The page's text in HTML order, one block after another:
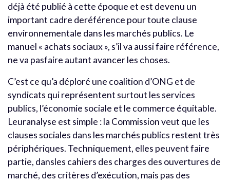
déjà été publié à cette époque et est devenu un
important cadre deréférence pour toute clause
environnementale dans les marchés publics. Le
manuel « achats sociaux », s’il va aussi faire référence,
ne va pasfaire autant avancer les choses.
C’est ce qu’a déploré une coalition d’ONG et de
syndicats qui représentent surtout les services
publics, l’économie sociale et le commerce équitable.
Leuranalyse est simple : la Commission veut que les
clauses sociales dans les marchés publics restent très
périphériques. Techniquement, elles peuvent faire
partie, dansles cahiers des charges des ouvertures de
marché, des critères d’exécution, mais pas des